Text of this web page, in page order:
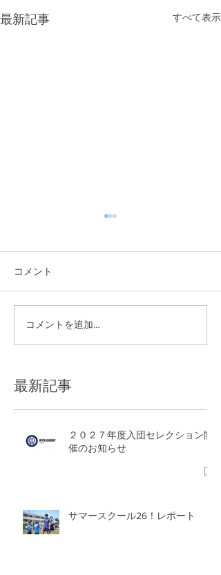
最新記事 すべて表示
サマースクール26！レポ
ート
コメント
コメントを追加…
最新記事
２０２７年度入団セレクション開
催のお知らせ
サマースクール26！レポート